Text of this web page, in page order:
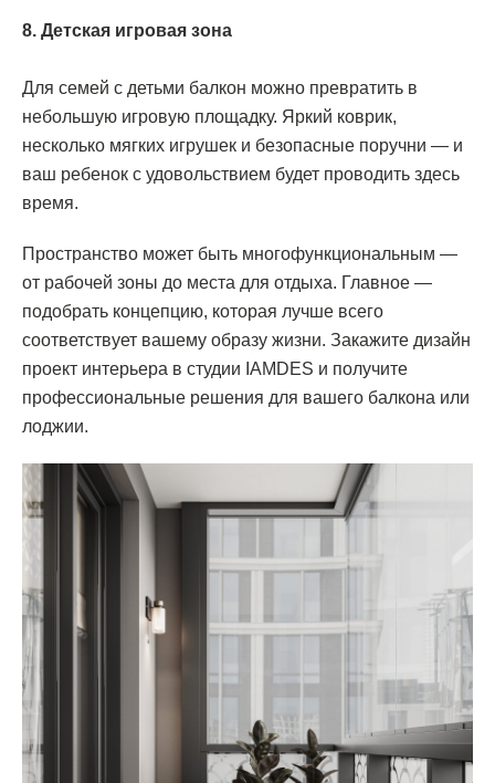
8. Детская игровая зона
Для семей с детьми балкон можно превратить в
небольшую игровую площадку. Яркий коврик,
несколько мягких игрушек и безопасные поручни — и
ваш ребенок с удовольствием будет проводить здесь
время.
Пространство может быть многофункциональным —
от рабочей зоны до места для отдыха. Главное —
подобрать концепцию, которая лучше всего
соответствует вашему образу жизни. Закажите дизайн
проект интерьера в студии IAMDES и получите
профессиональные решения для вашего балкона или
лоджии.